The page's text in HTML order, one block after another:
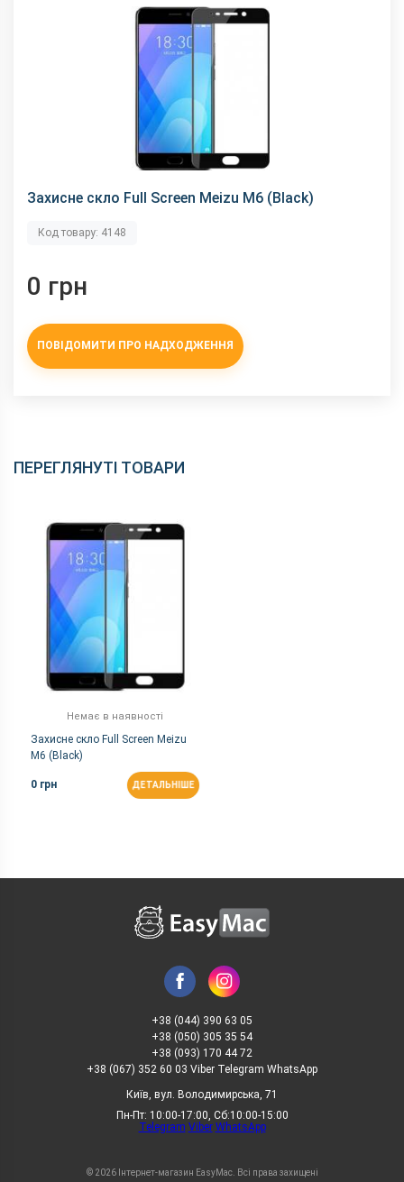
Захисне скло Full Screen Meizu M6 (Black)
Код товару: 4148
0 грн
ПОВІДОМИТИ ПРО НАДХОДЖЕННЯ
ПЕРЕГЛЯНУТІ ТОВАРИ
Немає в наявності
Захисне скло Full Screen Meizu
M6 (Black)
0 грн ДЕТАЛЬНІШЕ
+38 (044) 390 63 05
+38 (050) 305 35 54
+38 (093) 170 44 72
+38 (067) 352 60 03 Viber Telegram WhatsApp
Київ, вул. Володимирська, 71
Пн-Пт: 10:00-17:00, Сб:10:00-15:00
Telegram Viber WhatsApp
© 2026 Інтернет-магазин EasyMac. Всі права захищені